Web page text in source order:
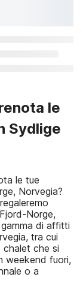
le
Sydlige
le tue
Norvegia?
Norge,
di affitti
tra cui
chalet che si
weekend fuori,
o a